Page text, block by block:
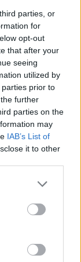
parties, or
for
opt-out
that after your
seeing
utilized by
prior to
further
parties on the
may
IAB’s List of
it to other
more Google
may click to
party tags to
below Google
Tisza pedig
történt
a kapcsolatot a
lezárása